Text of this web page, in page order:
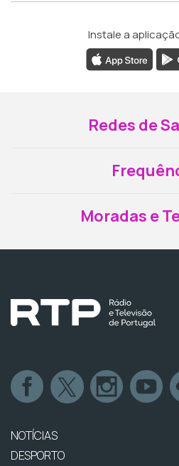
Instale a
Redes de
Moradas e
NOTÍCIAS
DESPORTO